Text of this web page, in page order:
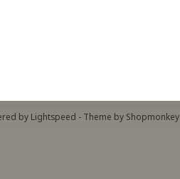
by Lightspeed - Theme by Shopmonkey